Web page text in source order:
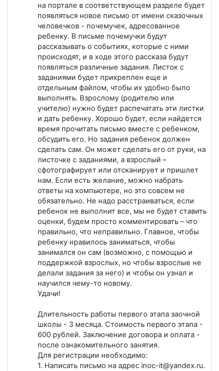
на портале в соответствующем разделе будет
появляться новое письмо от имени сказочных
человечков - почемучек, адресованное
ребенку. В письме почемучки будут
рассказывать о событиях, которые с ними
происходят, и в ходе этого рассказа будут
появляться различные задания. Листок с
заданиями будет прикреплен еще и
отдельным файлом, чтобы их удобно было
выполнять. Взрослому (родителю или
учителю) нужно будет распечатать эти листки
и дать ребенку. Хорошо будет, если найдется
время прочитать письмо вместе с ребенком,
обсудить его. Но задания ребенок должен
сделать сам. Он может сделать его от руки, на
листочке с заданиями, а взрослый –
сфотографирует или отсканирует и пришлет
нам. Если есть желание, можно набрать
ответы на компьютере, но это совсем не
обязательно. Не надо расстраиваться, если
ребенок не выполнит все, мы не будет ставить
оценки, будем просто комментировать – что
правильно, что неправильно. Главное, чтобы
ребенку нравилось заниматься, чтобы
занимался он сам (возможно, с помощью и
поддержкой взрослых, но чтобы взрослые не
делали задания за него) и чтобы он узнал и
научился чему-то новому.
Удачи!
Длительность работы первого этапа заочной
школы - 3 месяца. Стоимость первого этапа -
600 рублей. Заключение договора и оплата -
после ознакомительного занятия.
Для регистрации необходимо:
1. Написать письмо на адрес inoc-it@yandex.ru.